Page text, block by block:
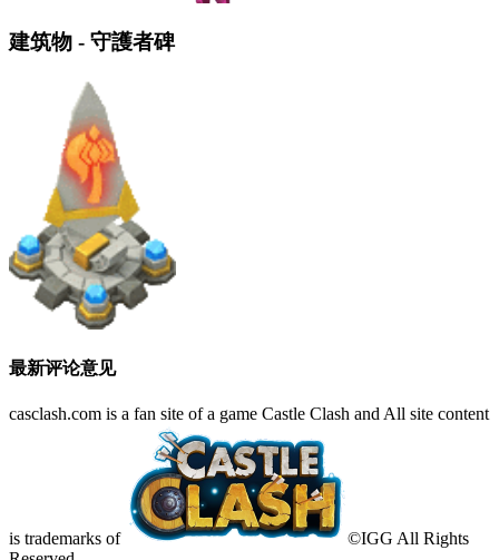
建筑物 - 守護者碑
最新评论意见
casclash.com is a fan site of a game Castle Clash and All site content
is trademarks of
©IGG All Rights